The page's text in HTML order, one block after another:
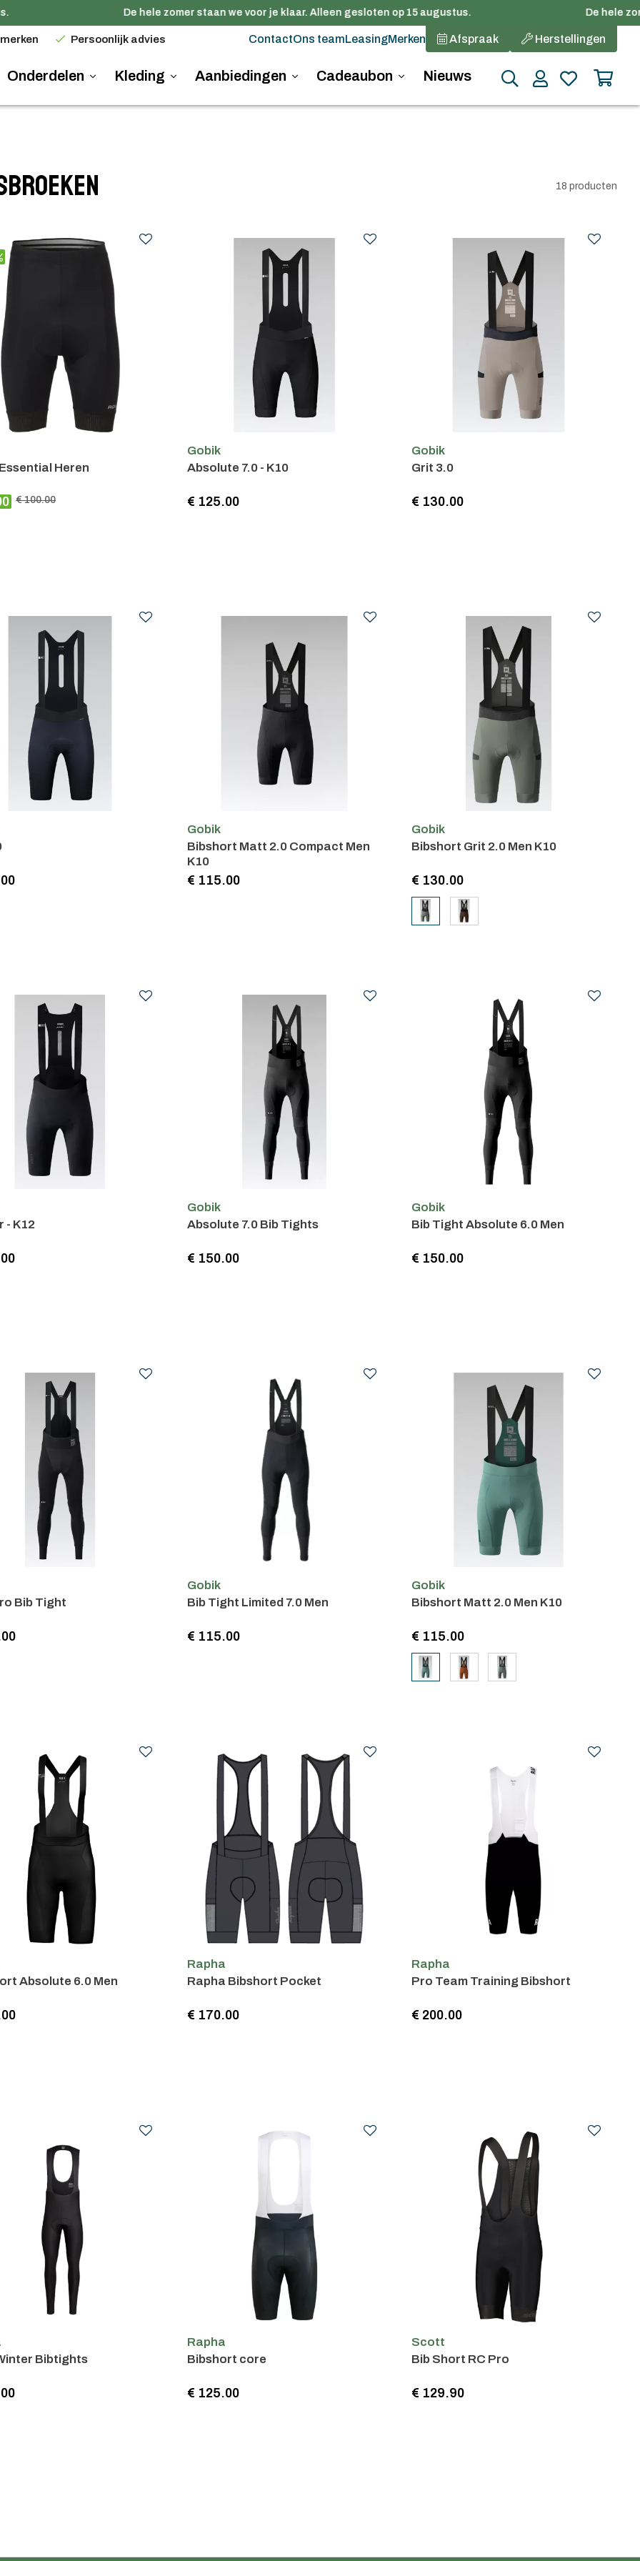
De hele zomer staan we voor je klaar. Alleen gesloten op 15 augustus. De hele
Persoonlijk advies ContactOns teamLeasingMerken Afspraak Herstellingen
Onderdelen Kleding Aanbiedingen Cadeaubon Nieuws
18 producten
Heren
€ 100.00
Gobik
Absolute 7.0 - K10
€ 125.00
Gobik
Grit 3.0
€ 130.00
Gobik
Bibshort Matt 2.0 Compact Men
K10
€ 115.00
Gobik
Bibshort Grit 2.0 Men K10
€ 130.00
- K12
Gobik
Absolute 7.0 Bib Tights
€ 150.00
Gobik
Bib Tight Absolute 6.0 Men
€ 150.00
Bib Tight
Gobik
Bib Tight Limited 7.0 Men
€ 115.00
Gobik
Bibshort Matt 2.0 Men K10
€ 115.00
Absolute 6.0 Men
Rapha
Rapha Bibshort Pocket
€ 170.00
Rapha
Pro Team Training Bibshort
€ 200.00
Bibtights
Rapha
Bibshort core
€ 125.00
Scott
Bib Short RC Pro
€ 129.90